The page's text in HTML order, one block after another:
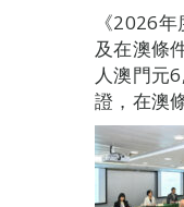
《2026
及在澳條
人澳門元
證，在澳